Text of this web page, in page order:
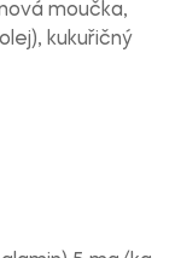
moučka,
kukuřičný